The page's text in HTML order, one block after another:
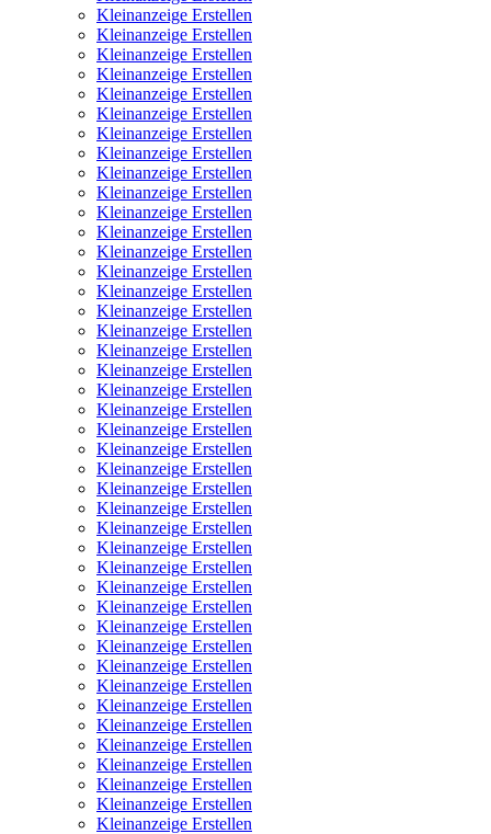
Kleinanzeige Erstellen
Kleinanzeige Erstellen
Kleinanzeige Erstellen
Kleinanzeige Erstellen
Kleinanzeige Erstellen
Kleinanzeige Erstellen
Kleinanzeige Erstellen
Kleinanzeige Erstellen
Kleinanzeige Erstellen
Kleinanzeige Erstellen
Kleinanzeige Erstellen
Kleinanzeige Erstellen
Kleinanzeige Erstellen
Kleinanzeige Erstellen
Kleinanzeige Erstellen
Kleinanzeige Erstellen
Kleinanzeige Erstellen
Kleinanzeige Erstellen
Kleinanzeige Erstellen
Kleinanzeige Erstellen
Kleinanzeige Erstellen
Kleinanzeige Erstellen
Kleinanzeige Erstellen
Kleinanzeige Erstellen
Kleinanzeige Erstellen
Kleinanzeige Erstellen
Kleinanzeige Erstellen
Kleinanzeige Erstellen
Kleinanzeige Erstellen
Kleinanzeige Erstellen
Kleinanzeige Erstellen
Kleinanzeige Erstellen
Kleinanzeige Erstellen
Kleinanzeige Erstellen
Kleinanzeige Erstellen
Kleinanzeige Erstellen
Kleinanzeige Erstellen
Kleinanzeige Erstellen
Kleinanzeige Erstellen
Kleinanzeige Erstellen
Kleinanzeige Erstellen
Kleinanzeige Erstellen